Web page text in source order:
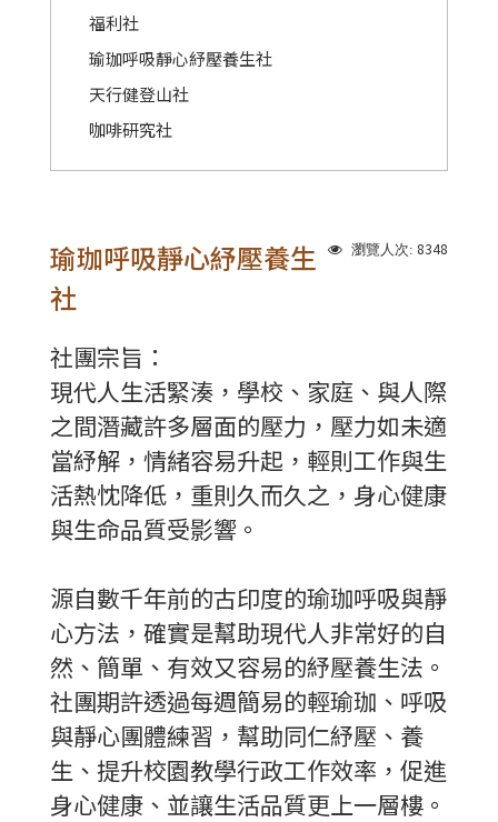
福利社
瑜珈呼吸靜心紓壓養生社
天行健登山社
咖啡研究社
瀏覽人次: 8348
瑜珈呼吸靜心紓壓養生
社
社團宗旨：
現代人生活緊湊，學校、家庭、與人際
之間潛藏許多層面的壓力，壓力如未適
當紓解，情緒容易升起，輕則工作與生
活熱忱降低，重則久而久之，身心健康
與生命品質受影響。
源自數千年前的古印度的瑜珈呼吸與靜
心方法，確實是幫助現代人非常好的自
然、簡單、有效又容易的紓壓養生法。
社團期許透過每週簡易的輕瑜珈、呼吸
與靜心團體練習，幫助同仁紓壓、養
生、提升校園教學行政工作效率，促進
身心健康、並讓生活品質更上一層樓。